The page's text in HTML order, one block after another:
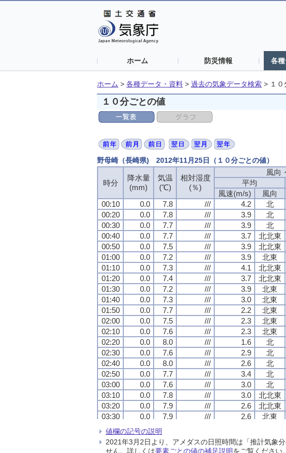
ホーム 防災情報 各
ホーム > 各種データ・資料 > 過去の気象データ検索 > １
１０分ごとの値
野母崎（長崎県) 2012年11月25日（１０分ごとの値）
時分
降水量
(mm)
気温
(℃)
相対湿度
(％)
風向
平均
風速(m/s)
風向
00:10
0.0 7.8 /// 4.2 北
00:20
0.0 7.8 /// 3.9 北
00:30
0.0 7.7 /// 3.9 北
00:40
0.0 7.7 /// 3.7 北北東
00:50
0.0 7.5 /// 3.9 北北東
01:00
0.0 7.2 /// 3.9 北東
01:10
0.0 7.3 /// 4.1 北北東
01:20
0.0 7.4 /// 3.7 北北東
01:30
0.0 7.2 /// 3.9 北東
01:40
0.0 7.3 /// 3.0 北東
01:50
0.0 7.7 /// 2.2 北東
02:00
0.0 7.5 /// 2.3 北東
02:10
0.0 7.6 /// 2.3 北東
02:20
0.0 8.0 /// 1.6 北
02:30
0.0 7.6 /// 2.9 北
02:40
0.0 8.0 /// 2.6 北
02:50
0.0 7.7 /// 3.4 北
03:00
0.0 7.6 /// 3.0 北
03:10
0.0 7.8 /// 3.0 北北東
03:20
0.0 7.9 /// 2.6 北北東
03:30
0.0 7.9 /// 2.6 北東
03:40
0.0
03:50
0.0 8.0 /// 2.2 北東
04:00
0.0 8.2 /// 2.4 北東
時分
降水量
(mm)
気温
(℃)
相対湿度
(％)
風向
平均
風速(m/s)
風向
00:10
0.0 7.8 /// 4.2 北
00:20
0.0 7.8 /// 3.9 北
00:30
0.0 7.7 /// 3.9 北
00:40
0.0 7.7 /// 3.7 北北東
00:50
0.0 7.5 /// 3.9 北北東
01:00
0.0 7.2 /// 3.9 北東
01:10
0.0 7.3 /// 4.1 北北東
01:20
0.0 7.4 /// 3.7 北北東
01:30
0.0 7.2 /// 3.9 北東
01:40
0.0 7.3 /// 3.0 北東
01:50
0.0 7.7 /// 2.2 北東
02:00
0.0 7.5 /// 2.3 北東
02:10
0.0 7.6 /// 2.3 北東
02:20
0.0 8.0 /// 1.6 北
02:30
0.0 7.6 /// 2.9 北
02:40
0.0 8.0 /// 2.6 北
02:50
0.0 7.7 /// 3.4 北
03:00
0.0 7.6 /// 3.0 北
03:10
0.0 7.8 /// 3.0 北北東
03:20
0.0 7.9 /// 2.6 北北東
03:30
0.0 7.9 /// 2.6 北東
03:40
0.0
03:50
0.0 8.0 /// 2.2 北東
04:00
0.0 8.2 /// 2.4 北東
時分
降水量
(mm)
気温
(℃)
相対湿度
(％)
風向
平均
風速(m/s)
風向
00:10
0.0 7.8 /// 4.2 北
00:20
0.0 7.8 /// 3.9 北
00:30
0.0 7.7 /// 3.9 北
00:40
0.0 7.7 /// 3.7 北北東
00:50
0.0 7.5 /// 3.9 北北東
01:00
0.0 7.2 /// 3.9 北東
01:10
0.0 7.3 /// 4.1 北北東
01:20
0.0 7.4 /// 3.7 北北東
01:30
0.0 7.2 /// 3.9 北東
01:40
0.0 7.3 /// 3.0 北東
01:50
0.0 7.7 /// 2.2 北東
02:00
0.0 7.5 /// 2.3 北東
02:10
0.0 7.6 /// 2.3 北東
02:20
0.0 8.0 /// 1.6 北
02:30
0.0 7.6 /// 2.9 北
02:40
0.0 8.0 /// 2.6 北
02:50
0.0 7.7 /// 3.4 北
03:00
0.0 7.6 /// 3.0 北
03:10
0.0 7.8 /// 3.0 北北東
03:20
0.0 7.9 /// 2.6 北北東
03:30
0.0 7.9 /// 2.6 北東
03:40
0.0
03:50
0.0 8.0 /// 2.2 北東
04:00
0.0 8.2 /// 2.4 北東
時分
降水量
(mm)
気温
(℃)
相対湿度
(％)
風向
平均
風速(m/s)
風向
00:10
0.0 7.8 /// 4.2 北
00:20
0.0 7.8 /// 3.9 北
00:30
0.0 7.7 /// 3.9 北
00:40
0.0 7.7 /// 3.7 北北東
00:50
0.0 7.5 /// 3.9 北北東
01:00
0.0 7.2 /// 3.9 北東
01:10
0.0 7.3 /// 4.1 北北東
01:20
0.0 7.4 /// 3.7 北北東
01:30
0.0 7.2 /// 3.9 北東
01:40
0.0 7.3 /// 3.0 北東
01:50
0.0 7.7 /// 2.2 北東
02:00
0.0 7.5 /// 2.3 北東
02:10
0.0 7.6 /// 2.3 北東
02:20
0.0 8.0 /// 1.6 北
02:30
0.0 7.6 /// 2.9 北
02:40
0.0 8.0 /// 2.6 北
02:50
0.0 7.7 /// 3.4 北
03:00
0.0 7.6 /// 3.0 北
03:10
0.0 7.8 /// 3.0 北北東
03:20
0.0 7.9 /// 2.6 北北東
03:30
0.0 7.9 /// 2.6 北東
03:40
0.0
03:50
0.0 8.0 /// 2.2 北東
04:00
0.0 8.2 /// 2.4 北東
値欄の記号の説明
2021年3月2日より、アメダスの日照時間は「推計気象
せん。詳しくは要素ごとの値の補足説明をご覧ください。